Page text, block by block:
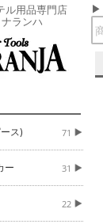
ル用品専門店
ランハ
ス) 71
ー 31
22